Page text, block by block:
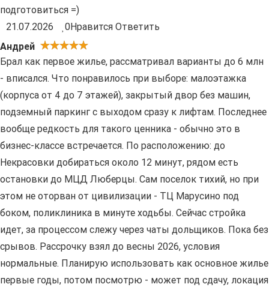
подготовиться =)
21.07.2026
0Нравится Ответить
Андрей
Брал как первое жилье, рассматривал варианты до 6 млн
- вписался. Что понравилось при выборе: малоэтажка
(корпуса от 4 до 7 этажей), закрытый двор без машин,
подземный паркинг с выходом сразу к лифтам. Последнее
вообще редкость для такого ценника - обычно это в
бизнес-классе встречается. По расположению: до
Некрасовки добираться около 12 минут, рядом есть
остановки до МЦД Люберцы. Сам поселок тихий, но при
этом не оторван от цивилизации - ТЦ Марусино под
боком, поликлиника в минуте ходьбы. Сейчас стройка
идет, за процессом слежу через чаты дольщиков. Пока без
срывов. Рассрочку взял до весны 2026, условия
нормальные. Планирую использовать как основное жилье
первые годы, потом посмотрю - может под сдачу, локация